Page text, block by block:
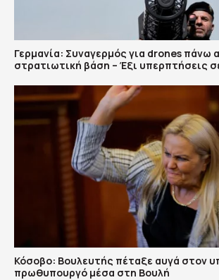
Γερμανία: Συναγερμός για drones πάνω
στρατιωτική βάση – Έξι υπερπτήσεις
Κόσοβο: Βουλευτής πέταξε αυγά στον
πρωθυπουργό μέσα στη Βουλή